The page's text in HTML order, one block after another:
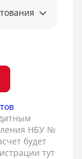
НБУ №
будет
тут